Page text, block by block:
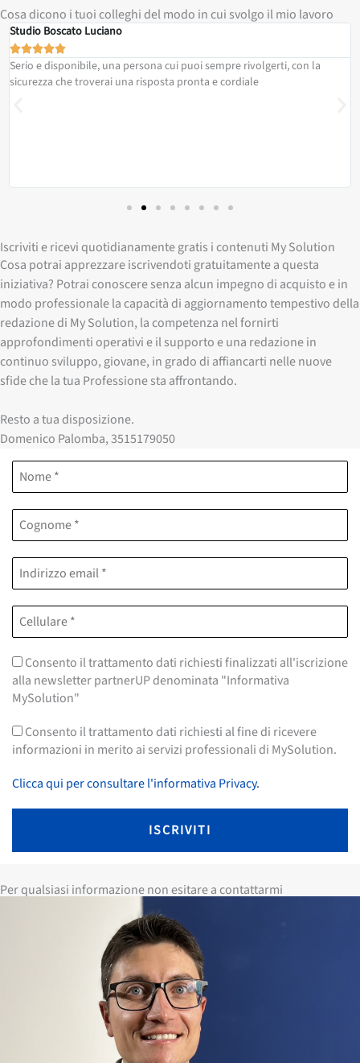
Cosa dicono i tuoi colleghi del modo in cui svolgo il mio lavoro
Marco Brozzi Dottore Commercialista

Domenico è il vero "valore aggiunto" dei servizi che propone. Io quale
utente temo di abusare della sua sempre cortese e gentile
Iscriviti e ricevi quotidianamente gratis i contenuti My Solution
Cosa potrai apprezzare iscrivendoti gratuitamente a questa
iniziativa? Potrai conoscere senza alcun impegno di acquisto e in
modo professionale la capacità di aggiornamento tempestivo della
redazione di My Solution, la competenza nel fornirti
approfondimenti operativi e il supporto e una redazione in
continuo sviluppo, giovane, in grado di affiancarti nelle nuove
sfide che la tua Professione sta affrontando.
Resto a tua disposizione.
Domenico Palomba, 3515179050
Consento il trattamento dati richiesti finalizzati all'iscrizione
alla newsletter partnerUP denominata "Informativa
MySolution"
Consento il trattamento dati richiesti al fine di ricevere
informazioni in merito ai servizi professionali di MySolution.
Clicca qui per consultare l'informativa Privacy.
Per qualsiasi informazione non esitare a contattarmi